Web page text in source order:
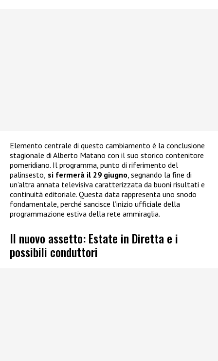
Elemento centrale di questo cambiamento è la conclusione
stagionale di Alberto Matano con il suo storico contenitore
pomeridiano. Il programma, punto di riferimento del
palinsesto, si fermerà il 29 giugno, segnando la fine di
un’altra annata televisiva caratterizzata da buoni risultati e
continuità editoriale. Questa data rappresenta uno snodo
fondamentale, perché sancisce l’inizio ufficiale della
programmazione estiva della rete ammiraglia.
Il nuovo assetto: Estate in Diretta e i
possibili conduttori